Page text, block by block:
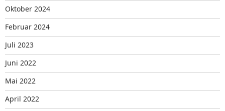
Oktober 2024
Februar 2024
Juli 2023
Juni 2022
Mai 2022
April 2022